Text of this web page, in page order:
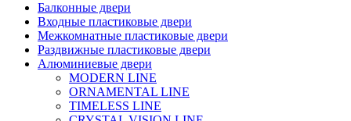
Балконные двери
Входные пластиковые двери
Межкомнатные пластиковые двери
Раздвижные пластиковые двери
Алюминиевые двери
MODERN LINE
ORNAMENTAL LINE
TIMELESS LINE